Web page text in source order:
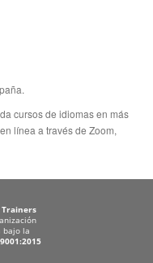
cursos de idiomas en más
línea a través de Zoom,